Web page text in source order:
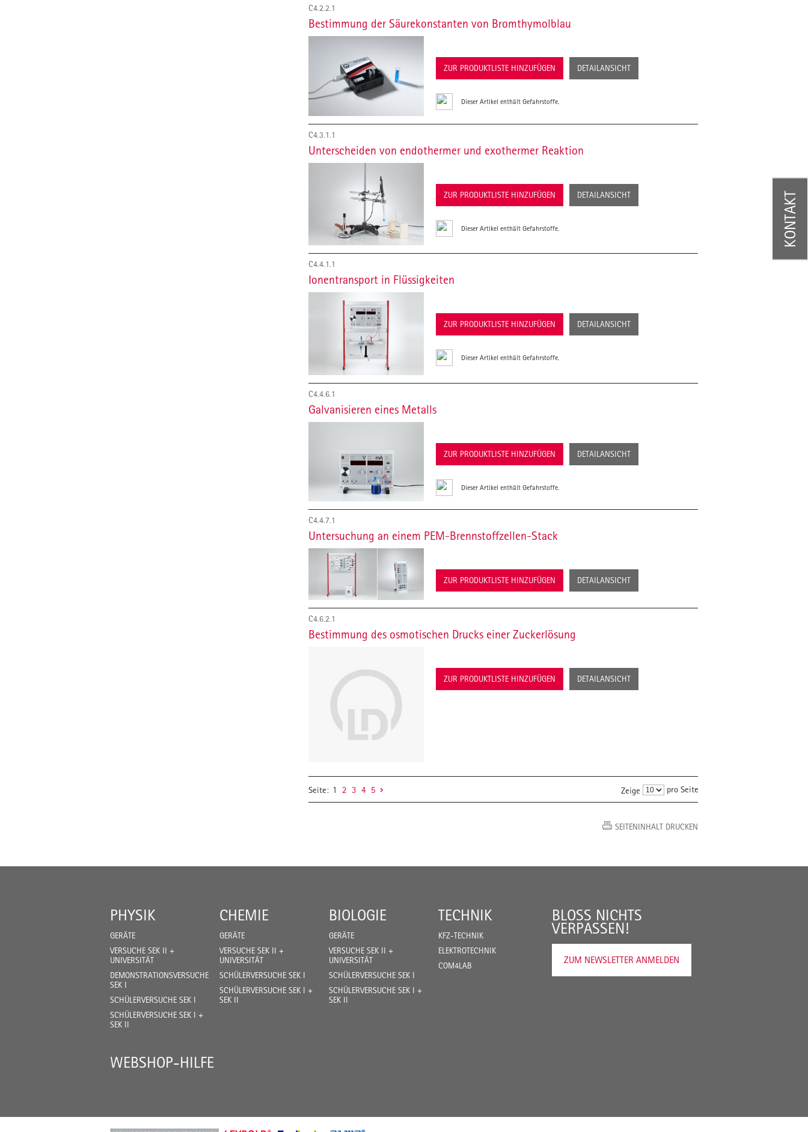
C4.2.2.1
Bestimmung der Säurekonstanten von Bromthymolblau
ZUR PRODUKTLISTE HINZUFÜGEN DETAILANSICHT
Dieser Artikel enthält Gefahrstoffe.
C4.3.1.1
Unterscheiden von endothermer und exothermer Reaktion
ZUR PRODUKTLISTE HINZUFÜGEN DETAILANSICHT
Dieser Artikel enthält Gefahrstoffe.
C4.4.1.1
Ionentransport in Flüssigkeiten
ZUR PRODUKTLISTE HINZUFÜGEN DETAILANSICHT
Dieser Artikel enthält Gefahrstoffe.
C4.4.6.1
Galvanisieren eines Metalls
ZUR PRODUKTLISTE HINZUFÜGEN DETAILANSICHT
Dieser Artikel enthält Gefahrstoffe.
C4.4.7.1
Untersuchung an einem PEM-Brennstoffzellen-Stack
ZUR PRODUKTLISTE HINZUFÜGEN DETAILANSICHT
C4.6.2.1
Bestimmung des osmotischen Drucks einer Zuckerlösung
ZUR PRODUKTLISTE HINZUFÜGEN DETAILANSICHT
Seite: 1 2 3 4 5 Zeige pro Seite
SEITENINHALT DRUCKEN
PHYSIK
GERÄTE
VERSUCHE SEK II +
UNIVERSITÄT
DEMONSTRATIONSVERSUCHE
SEK I
SCHÜLERVERSUCHE SEK I
SCHÜLERVERSUCHE SEK I +
SEK II
CHEMIE
GERÄTE
VERSUCHE SEK II +
UNIVERSITÄT
SCHÜLERVERSUCHE SEK I
SCHÜLERVERSUCHE SEK I +
SEK II
BIOLOGIE
GERÄTE
VERSUCHE SEK II +
UNIVERSITÄT
SCHÜLERVERSUCHE SEK I
SCHÜLERVERSUCHE SEK I +
SEK II
TECHNIK
KFZ-TECHNIK
ELEKTROTECHNIK
COM4LAB
WEBSHOP-HILFE
BLOSS NICHTS V
ERPASSEN!
ZUM NEWSLETTER ANMELDEN
KONTAKT